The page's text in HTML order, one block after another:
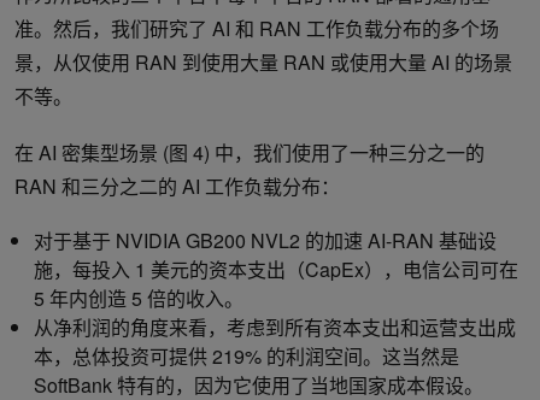
准。然后，我们研究了 AI 和 RAN 工作负载分布的多个场
景，从仅使用 RAN 到使用大量 RAN 或使用大量 AI 的场景
不等。
在 AI 密集型场景 (图 4) 中，我们使用了一种三分之一的
RAN 和三分之二的 AI 工作负载分布：
对于基于 NVIDIA GB200 NVL2 的加速 AI-RAN 基础设
施，每投入 1 美元的资本支出（CapEx），电信公司可在
5 年内创造 5 倍的收入。
从净利润的角度来看，考虑到所有资本支出和运营支出成
本，总体投资可提供 219% 的利润空间。这当然是
SoftBank 特有的，因为它使用了当地国家成本假设。